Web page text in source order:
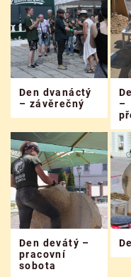
Den dvanáctý
– závěrečný
–
Den devátý –
pracovní
sobota